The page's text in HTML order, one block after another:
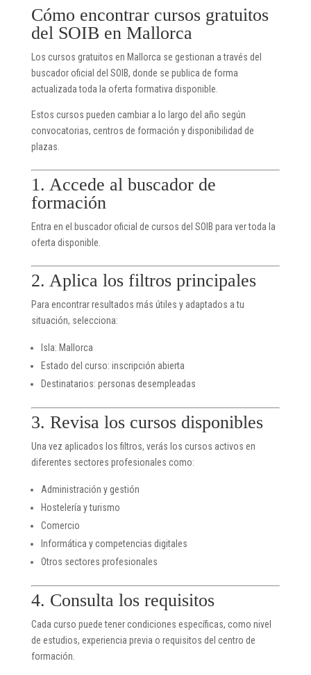
Cómo encontrar cursos gratuitos
del SOIB en Mallorca
Los cursos gratuitos en Mallorca se gestionan a través del
buscador oficial del SOIB, donde se publica de forma
actualizada toda la oferta formativa disponible.
Estos cursos pueden cambiar a lo largo del año según
convocatorias, centros de formación y disponibilidad de
plazas.
1. Accede al buscador de
formación
Entra en el buscador oficial de cursos del SOIB para ver toda la
oferta disponible.
2. Aplica los filtros principales
Para encontrar resultados más útiles y adaptados a tu
situación, selecciona:
Isla: Mallorca
Estado del curso: inscripción abierta
Destinatarios: personas desempleadas
3. Revisa los cursos disponibles
Una vez aplicados los filtros, verás los cursos activos en
diferentes sectores profesionales como:
Administración y gestión
Hostelería y turismo
Comercio
Informática y competencias digitales
Otros sectores profesionales
4. Consulta los requisitos
Cada curso puede tener condiciones específicas, como nivel
de estudios, experiencia previa o requisitos del centro de
formación.